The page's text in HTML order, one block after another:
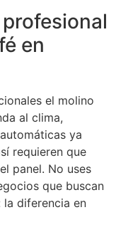
en
el molino
al clima,
ya
requieren que
panel. No uses
que buscan
diferencia en